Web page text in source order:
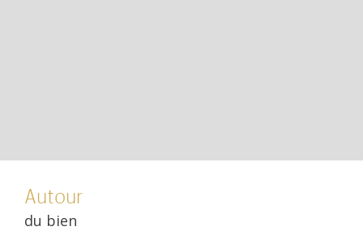
Autour
du bien